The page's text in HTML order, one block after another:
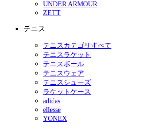
UNDER ARMOUR
ZETT
テニス
テニスカテゴリすべて
テニスラケット
テニスボール
テニスウェア
テニスシューズ
ラケットケース
adidas
ellesse
YONEX